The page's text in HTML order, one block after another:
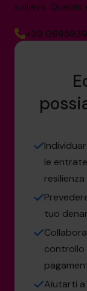
sollievo.
+39
le
resilienza
tuo
controllo
Aiutarti